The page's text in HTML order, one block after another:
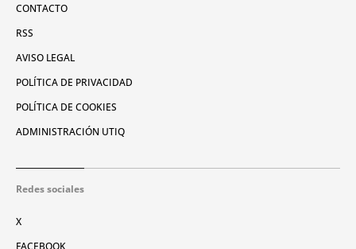
CONTACTO
RSS
AVISO LEGAL
POLÍTICA DE PRIVACIDAD
POLÍTICA DE COOKIES
ADMINISTRACIÓN UTIQ
Redes sociales
X
FACEBOOK